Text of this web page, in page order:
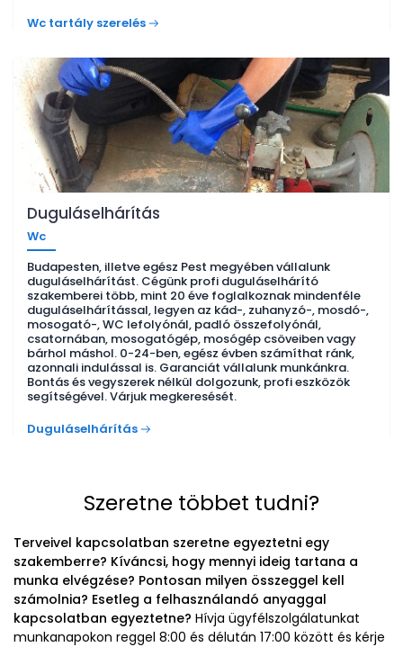
Wc tartály szerelés
Duguláselhárítás
Wc
Budapesten, illetve egész Pest megyében vállalunk
duguláselhárítást. Cégünk profi duguláselhárító
szakemberei több, mint 20 éve foglalkoznak mindenféle
duguláselhárítással, legyen az kád-, zuhanyzó-, mosdó-,
mosogató-, WC lefolyónál, padló összefolyónál,
csatornában, mosogatógép, mosógép csöveiben vagy
bárhol máshol. 0-24-ben, egész évben számíthat ránk,
azonnali indulással is. Garanciát vállalunk munkánkra.
Bontás és vegyszerek nélkül dolgozunk, profi eszközök
segítségével. Várjuk megkeresését.
Duguláselhárítás
Szeretne többet tudni?
Terveivel kapcsolatban szeretne egyeztetni egy
szakemberre? Kíváncsi, hogy mennyi ideig tartana a
munka elvégzése? Pontosan milyen összeggel kell
számolnia? Esetleg a felhasználandó anyaggal
kapcsolatban egyeztetne? Hívja ügyfélszolgálatunkat
munkanapokon reggel 8:00 és délután 17:00 között és kérje